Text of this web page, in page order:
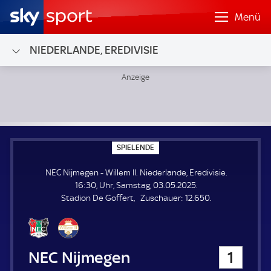
Menü
NIEDERLANDE, EREDIVISIE
SPIELENDE
P
E
L
E
N
NEC Nijmegen - Willem II. Niederlande, Eredivisie.
16:30, Uhr, Samstag, 03.05.2025.
Stadion De Goffert
Zuschauer: Z
12.650.
NEC Nijmegen 1